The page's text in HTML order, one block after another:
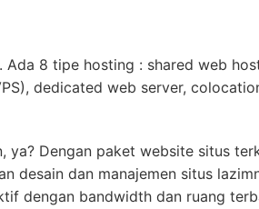
Ada 8 tipe hosting : shared web
dedicated web server,
ya? Dengan paket website situs
desain dan manajemen situs
dengan bandwidth dan ruang